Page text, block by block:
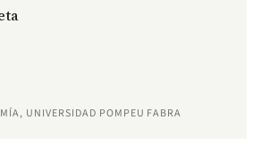
UNIVERSIDAD POMPEU FABRA